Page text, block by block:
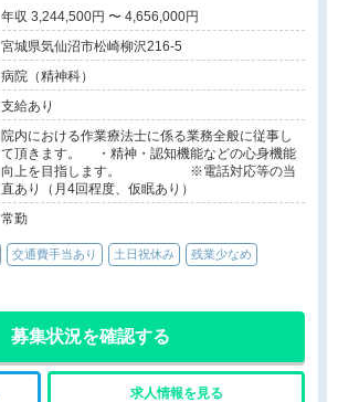
年収 3,244,500円 〜 4,656,000円
宮城県気仙沼市松崎柳沢216-5
病院（精神科）
支給あり
院内における作業療法士に係る業務全般に従事し
て頂きます。 ・精神・認知機能などの心身機能
向上を目指します。 ※電話対応等の当
直あり（月4回程度、仮眠あり）
常勤
交通費手当あり 土日祝休み 残業少なめ
募集状況を確認する
求人情報を見る